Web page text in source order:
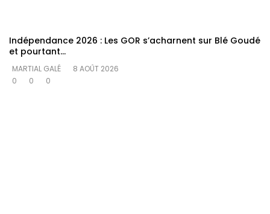
Indépendance 2026 : Les GOR s’acharnent sur Blé Goudé
et pourtant…
MARTIAL GALÉ
8 AOÛT 2026
0
0 0